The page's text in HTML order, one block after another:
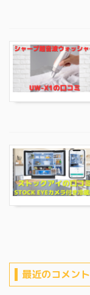
最近のコメント